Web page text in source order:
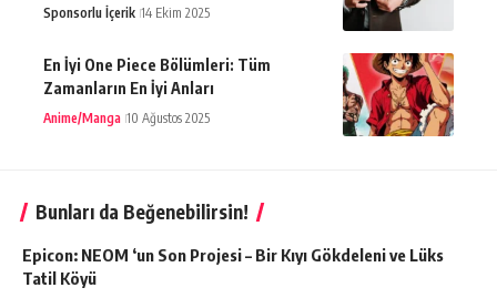
Sponsorlu İçerik 14 Ekim 2025
En İyi One Piece Bölümleri: Tüm
Zamanların En İyi Anları
Anime/Manga 10 Ağustos 2025
Bunları da Beğenebilirsin!
Epicon: NEOM ‘un Son Projesi – Bir Kıyı Gökdeleni ve Lüks
Tatil Köyü